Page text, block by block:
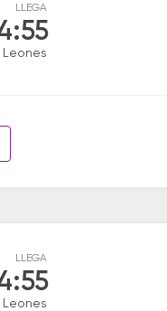
LLEGA
Leones
LLEGA
Leones